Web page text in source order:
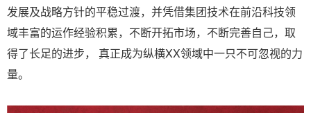
发展及战略方针的平稳过渡，并凭借集团技术在前沿科技领
域丰富的运作经验积累，不断开拓市场，不断完善自己，取
得了长足的进步， 真正成为纵横XX领域中一只不可忽视的力
量。